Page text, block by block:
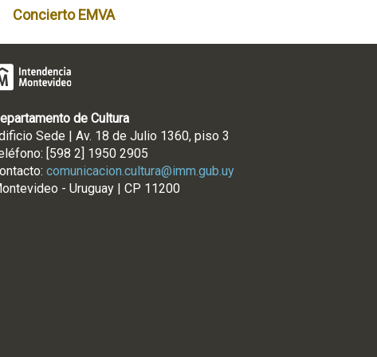
Concierto EMVA
de Cultura
Sede | Av. 18 de Julio 1360, piso 3
[598 2] 1950 2905
comunicacion.cultura@imm.gub.uy
- Uruguay | CP 11200